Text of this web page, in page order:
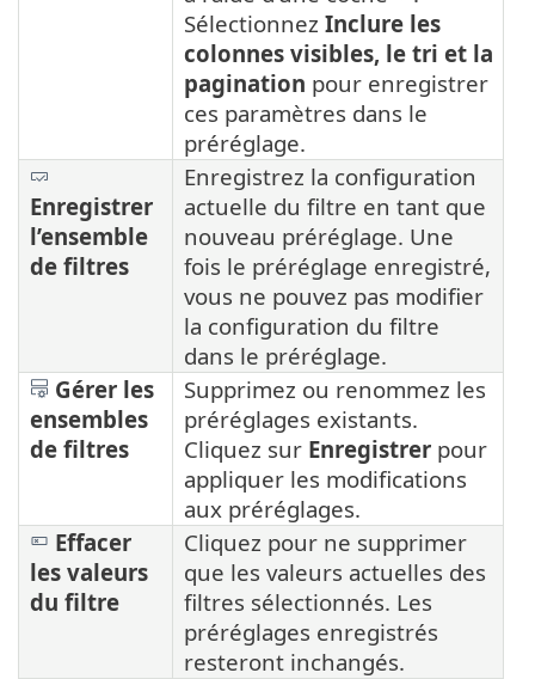
Sélectionnez Inclure les
colonnes visibles, le tri et la
pagination pour enregistrer
ces paramètres dans le
préréglage.
Enregistrer
l’ensemble
de filtres
Enregistrez la configuration
actuelle du filtre en tant que
nouveau préréglage. Une
fois le préréglage enregistré,
vous ne pouvez pas modifier
la configuration du filtre
dans le préréglage.
Gérer les
ensembles
de filtres
Supprimez ou renommez les
préréglages existants.
Cliquez sur Enregistrer pour
appliquer les modifications
aux préréglages.
Effacer
les valeurs
du filtre
Cliquez pour ne supprimer
que les valeurs actuelles des
filtres sélectionnés. Les
préréglages enregistrés
resteront inchangés.